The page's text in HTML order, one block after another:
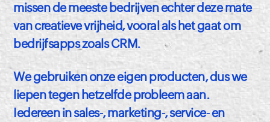
missen de meeste bedrijven echter deze mate
van creatieve vrijheid, vooral als het gaat om
bedrijfsapps zoals CRM.
We gebruiken onze eigen producten, dus we
liepen tegen hetzelfde probleem aan.
Iedereen in sales-, marketing-, service- en